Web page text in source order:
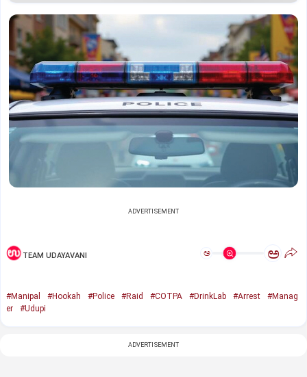
ADVERTISEMENT
TEAM UDAYAVANI ಅ ಅ
#Manipal #Hookah #Police #Raid #COTPA #DrinkLab #Arrest
#Manag
er
#Udupi
ADVERTISEMENT